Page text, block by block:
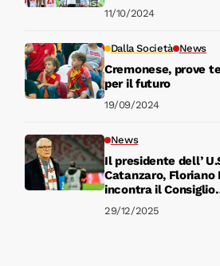
11/10/2024
Dalla Società News
Cremonese, prove
per il futuro
19/09/2024
News
Il presidente dell’
Catanzaro, Floriano
incontra il Consiglio
Comunale di Simeri
29/12/2025